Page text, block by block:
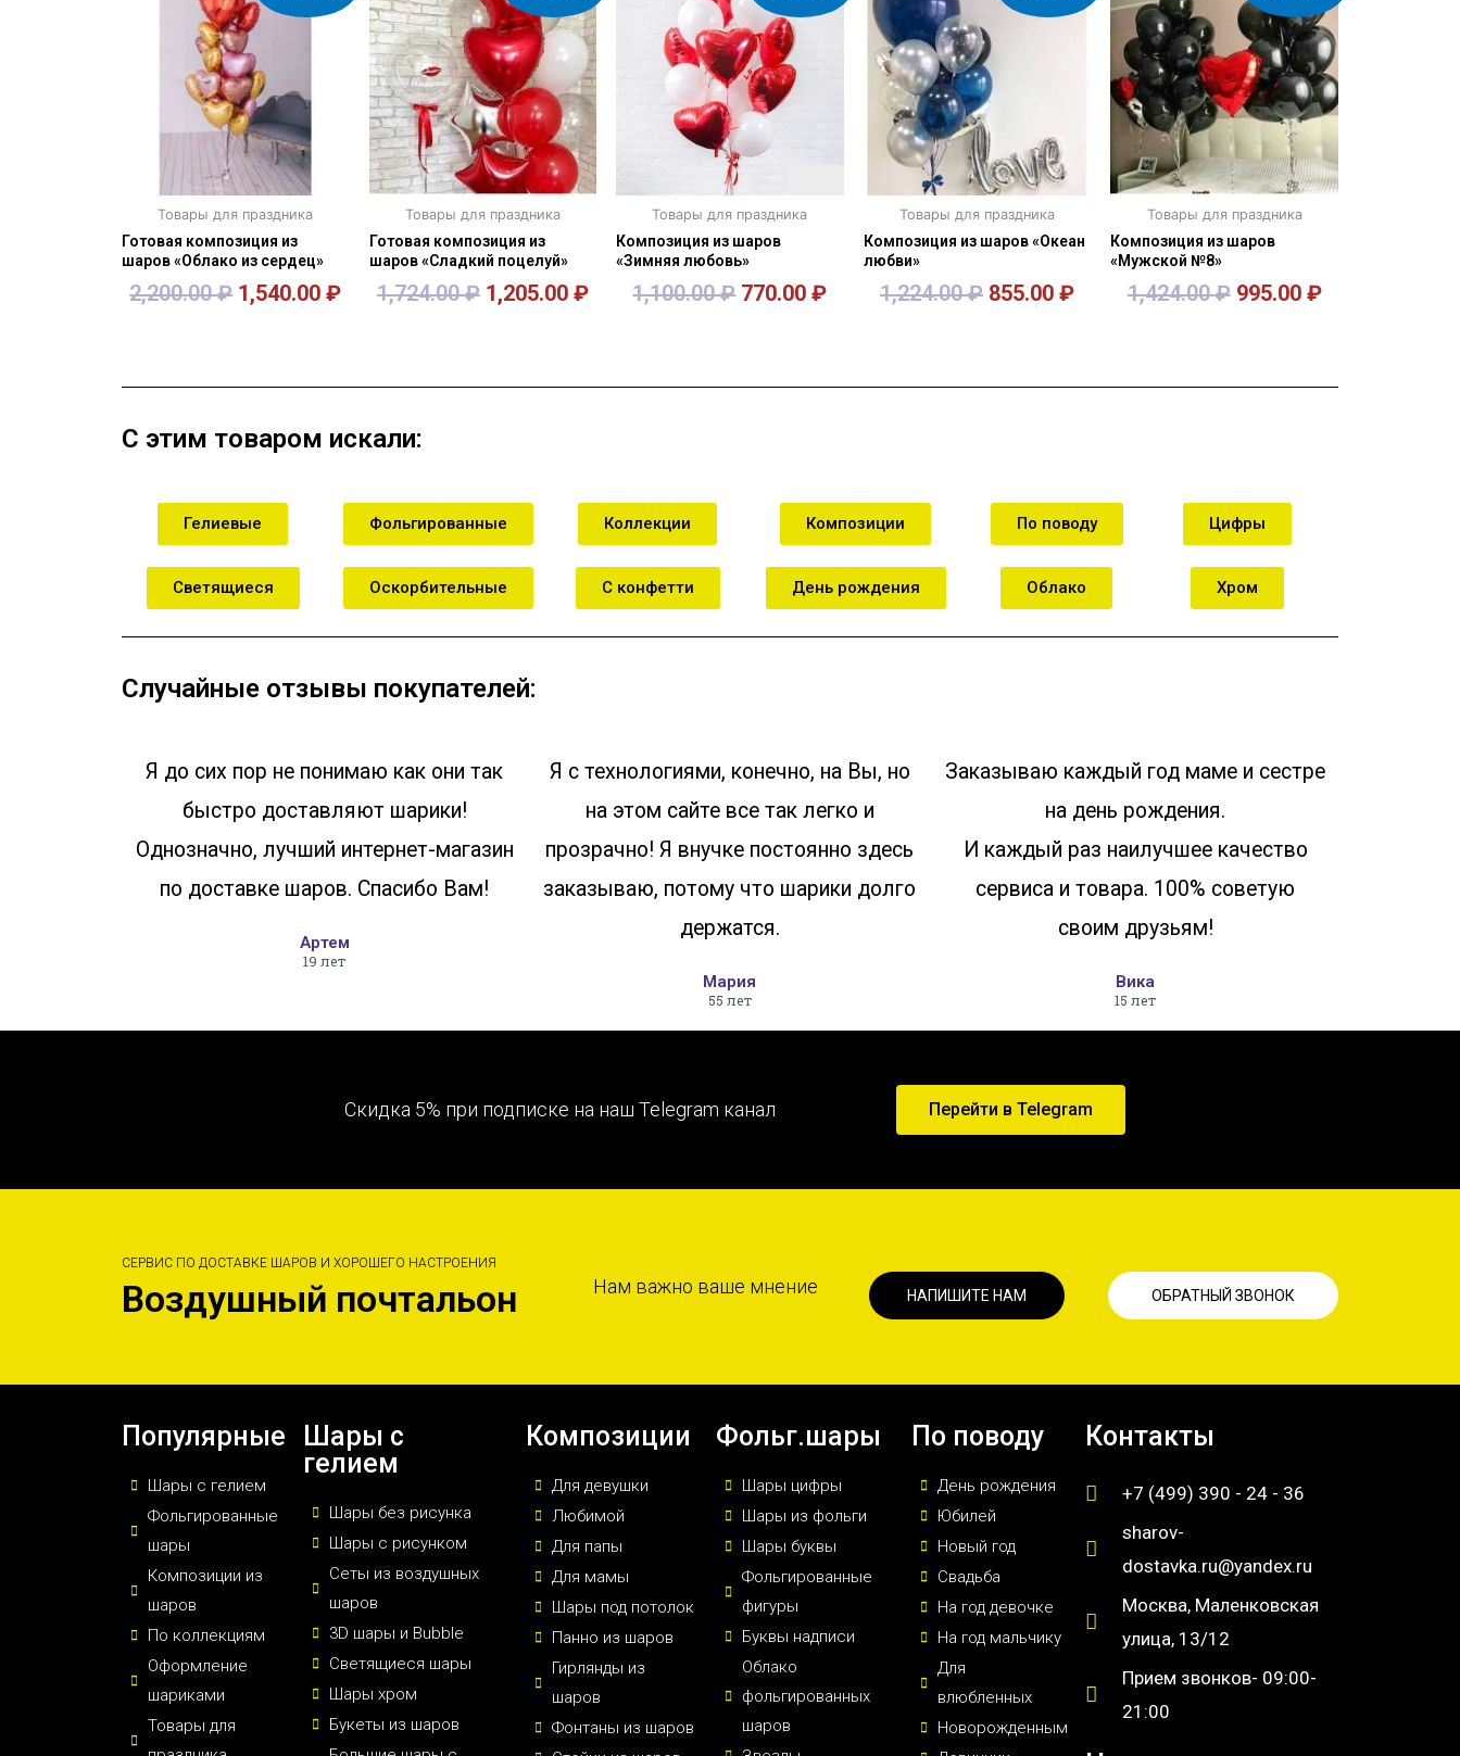
Товары для праздника
Готовая композиция из
шаров «Облако из сердец»
2,200.00₽ 1,540.00₽
Товары для праздника
Готовая композиция из
шаров «Сладкий поцелуй»
1,724.00₽ 1,205.00 ₽
Товары для праздника
Композиция из шаров
«Зимняя любовь»
1,100.00₽ 770.00₽
Товары для праздника
Композиция из шаров «Океан
любви»
1,224.00₽ 855.00₽
Товары для праздника
Композиция из шаров
«Мужской №8»
1,424.00₽ 995.00 ₽
С этим товаром искали:
Гелиевые
Светящиеся
Фольгированные
Оскорбительные
Коллекции
С конфетти
Композиции
День рождения
По поводу
Облако
Цифры
Хром
Случайные отзывы покупателей:
Я до сих пор не понимаю как они так
быстро доставляют шарики!
Однозначно, лучший интернет-магазин
по доставке шаров. Спасибо Вам!
Артем
19 лет
Я с технологиями, конечно, на Вы, но
на этом сайте все так легко и
прозрачно! Я внучке постоянно здесь
заказываю, потому что шарики долго
держатся.
Мария
55 лет
Заказываю каждый год маме и сестре
на день рождения.
И каждый раз наилучшее качество
сервиса и товара. 100% советую
своим друзьям!
Вика
15 лет
Скидка 5% при подписке на наш Telegram канал Перейти в Telegram
СЕРВИС ПО ДОСТАВКЕ ШАРОВ И ХОРОШЕГО НАСТРОЕНИЯ
Воздушный почтальон Нам важно ваше мнение НАПИШИТЕ НАМ ОБРАТНЫЙ ЗВОНОК
Популярные
Шары с гелием
Фольгированные
шары
Композиции из
шаров
По коллекциям
Оформление
шариками
Товары для
Шары с
гелием
Шары без рисунка
Шары с рисунком
Сеты из воздушных
шаров
3D шары и Bubble
Светящиеся шары
Шары хром
Букеты из шаров
Композиции
Для девушки
Любимой
Для папы
Для мамы
Шары под потолок
Панно из шаров
Гирлянды из
шаров
Фонтаны из шаров
Фольг.шары
Шары цифры
Шары из фольги
Шары буквы
Фольгированные
фигуры
Буквы надписи
Облако
фольгированных
шаров
По поводу
День рождения
Юбилей
Новый год
Свадьба
На год девочке
На год мальчику
Для
влюбленных
Новорожденным
Контакты
+7 (499) 390 - 24 - 36
sharov-
dostavka.ru@yandex.ru
Москва, Маленковская
улица, 13/12
Прием звонков- 09:00-
21:00